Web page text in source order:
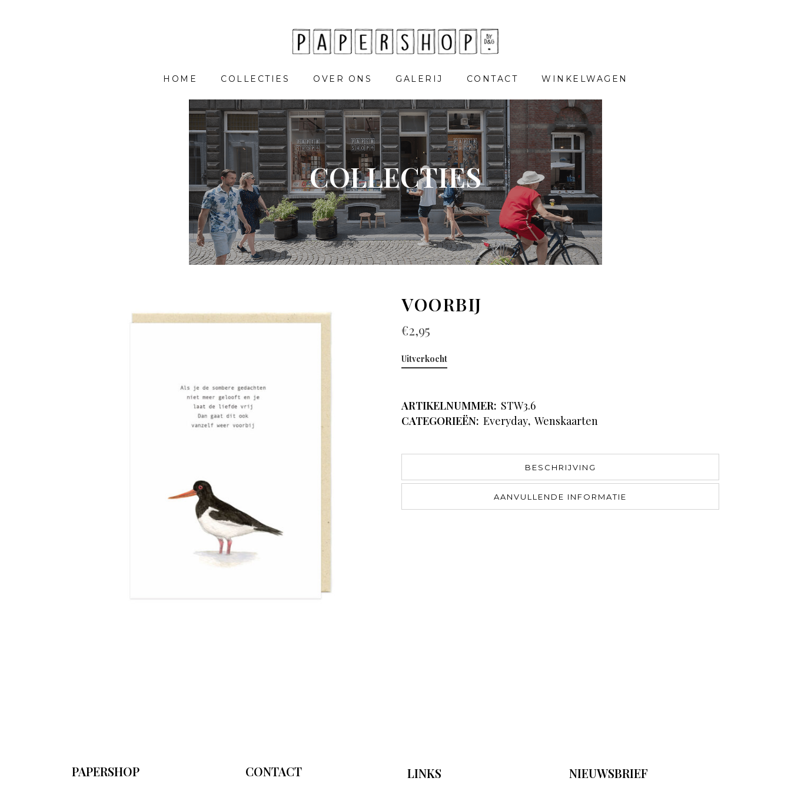
HOME COLLECTIES OVER ONS GALERIJ CONTACT WINKELWAGEN
COLLECTIES
VOORBIJ
€2,95
Uitverkocht
ARTIKELNUMMER: STW3.6
CATEGORIEËN: Everyday, Wenskaarten
BESCHRIJVING
AANVULLENDE INFORMATIE
PAPERSHOP CONTACT LINKS NIEUWSBRIEF